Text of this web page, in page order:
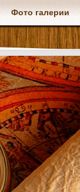
Фото галерии